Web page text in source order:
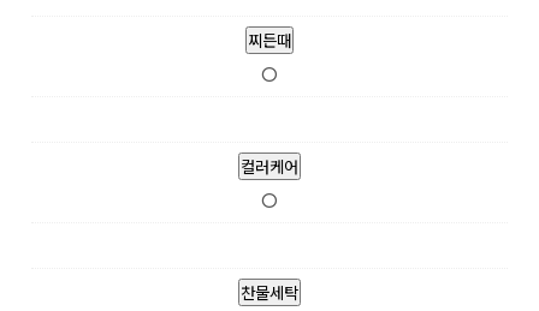
찌든때
O
컬러케어
O
찬물세탁